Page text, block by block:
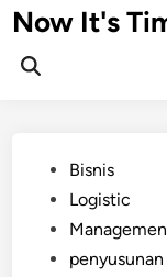
Skip
to
content
Now It's
PostedBisnis
Logistic